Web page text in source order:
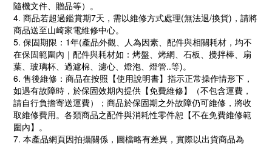
隨機文件、贈品等）。
4. 商品若超過鑑賞期7天，需以維修方式處理(無法退/換貨)，請將
商品送至山崎家電維修中心。
5. 保固期限：1年(產品外觀、人為因素、配件與相關耗材，均不
在保固範圍內｜配件與耗材如：烤盤、烤網、石板、攪拌棒、扇
葉、玻璃杯、過濾棉、濾心、燈泡、燈管..等)。
6. 售後維修：商品在按照【使用說明書】指示正常操作情形下，
如遇有故障時，於保固效期內提供【免費維修】（不包含運費，
請自行負擔寄送運費）；商品於保固期之外故障仍可維修，將收
取維修費用。各類商品之配件與消耗性零件恕【不在免費維修範
圍內】。
7. 本產品網頁因拍攝關係，圖檔略有差異，實際以出貨商品為